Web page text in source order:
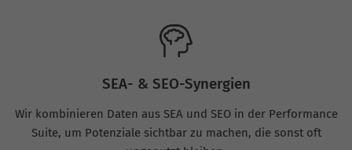
SEA- & SEO-Synergien
Wir kombinieren Daten aus SEA und SEO in der Performance
Suite, um Potenziale sichtbar zu machen, die sonst oft